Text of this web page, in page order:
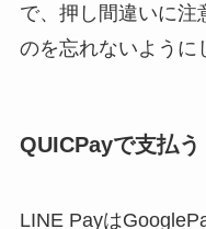
で、押し間違いに注
のを忘れないように
QUICPayで支払う
LINE Payは